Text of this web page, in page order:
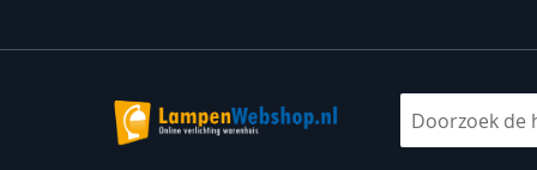
naar
inhoud